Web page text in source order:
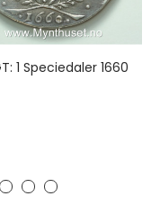
1 Speciedaler 1660